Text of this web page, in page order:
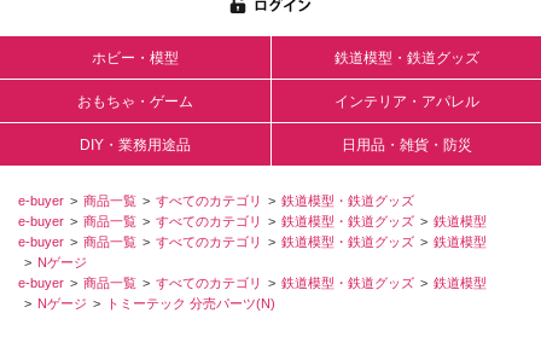
ホビー・模型 鉄道模型・鉄道グッズ
おもちゃ・ゲーム インテリア・アパレル
DIY・業務用途品 日用品・雑貨・防災
e-buyer 商品一覧 すべてのカテゴリ
鉄道模型・鉄道グッズ
e-buyer
商品一覧 すべてのカテゴリ 鉄道模型・鉄道グッズ
鉄道模型
e-buyer
商品一覧 すべてのカテゴリ 鉄道模型・鉄道グッズ
鉄道模型
Nゲージ
e-buyer
商品一覧 すべてのカテゴリ 鉄道模型・鉄道グッズ
鉄道模型
Nゲージ
トミーテック 分売パーツ(N)